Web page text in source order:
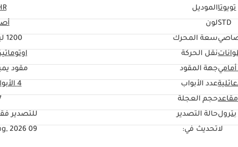
تويوتاالموديل
STDلون
سعة المحرك
1200 ليتر
نقل الحركة
جهة المقود
مقود
عدد الأبواب
4 الأبواب
حجم العجلة
بترولحالة التصدير
للتصدير
لاتحديث في: 09 Aug, 2026